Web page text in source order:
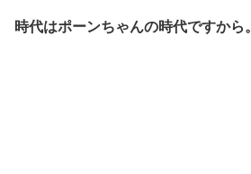
時代はポーンちゃんの時代ですから。